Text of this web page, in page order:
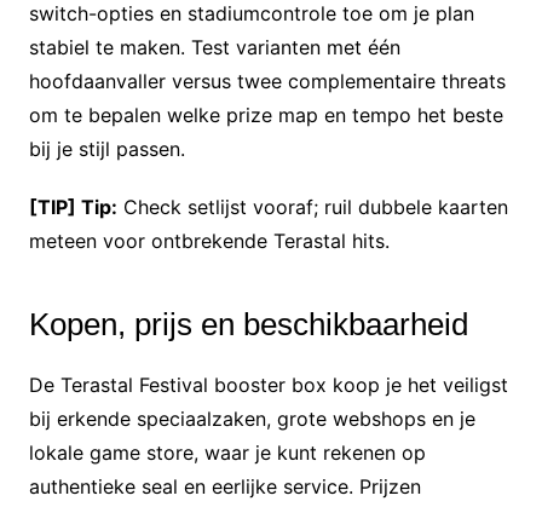
switch-opties en stadiumcontrole toe om je plan
stabiel te maken. Test varianten met één
hoofdaanvaller versus twee complementaire threats
om te bepalen welke prize map en tempo het beste
bij je stijl passen.
[TIP] Tip: Check setlijst vooraf; ruil dubbele kaarten
meteen voor ontbrekende Terastal hits.
Kopen, prijs en beschikbaarheid
De Terastal Festival booster box koop je het veiligst
bij erkende speciaalzaken, grote webshops en je
lokale game store, waar je kunt rekenen op
authentieke seal en eerlijke service. Prijzen